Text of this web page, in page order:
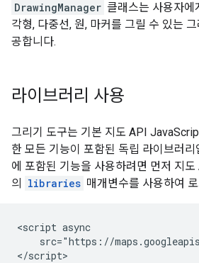
DrawingManager 클래스는 사용자에
각형, 다중선, 원, 마커를 그릴 수 있는
공합니다.
라이브러리 사용
그리기 도구는 기본 지도 API
한 모든 기능이 포함된 독립 라이브러리
에 포함된 기능을 사용하려면 먼저 지
의
libraries 매개변수를 사용하여
<script async
src="https://
</script>